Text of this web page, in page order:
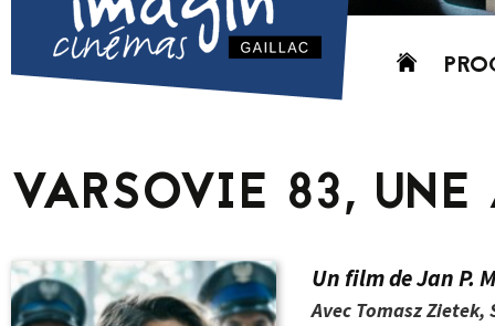
Aller
VARSOVIE 83, UNE
Un film de Jan P.
Avec Tomasz